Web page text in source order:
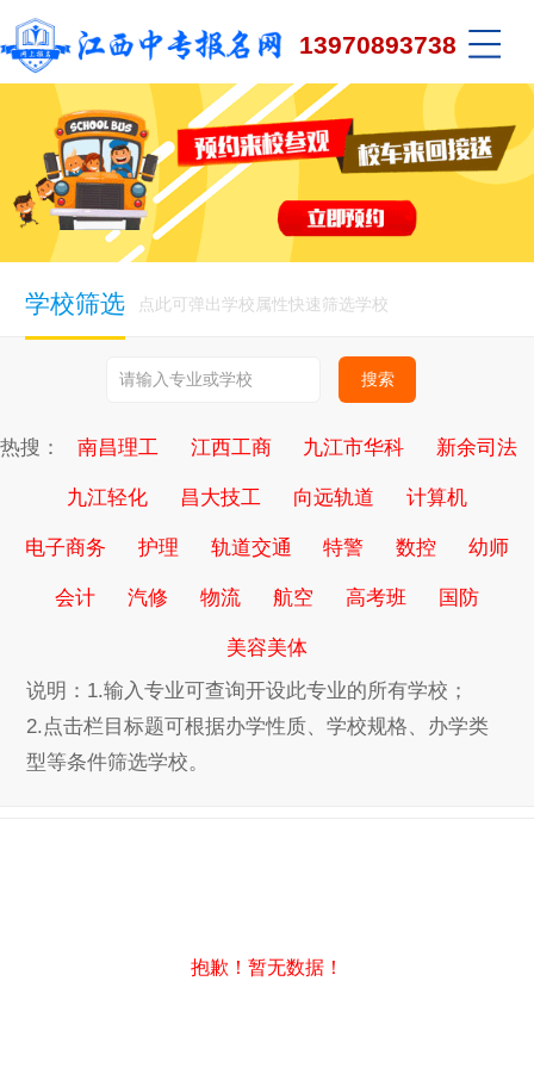
13970893738
学校筛选 点此可弹出学校属性快速筛选学校
热搜： 南昌理工 江西工商 九江市华科 新余司法
九江轻化 昌大技工 向远轨道 计算机
电子商务 护理 轨道交通 特警 数控 幼师
会计 汽修 物流 航空 高考班 国防
美容美体
说明：1.输入专业可查询开设此专业的所有学校；
2.点击栏目标题可根据办学性质、学校规格、办学类
型等条件筛选学校。
抱歉！暂无数据！